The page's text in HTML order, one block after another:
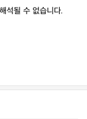
석될 수 없습니다.